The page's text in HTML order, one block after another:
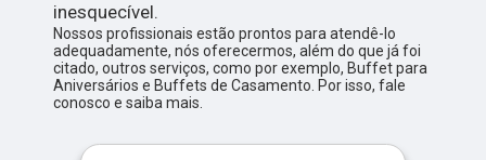
inesquecível.
Nossos profissionais estão prontos para atendê-lo
adequadamente, nós oferecermos, além do que já foi
citado, outros serviços, como por exemplo, Buffet para
Aniversários e Buffets de Casamento. Por isso, fale
conosco e saiba mais.